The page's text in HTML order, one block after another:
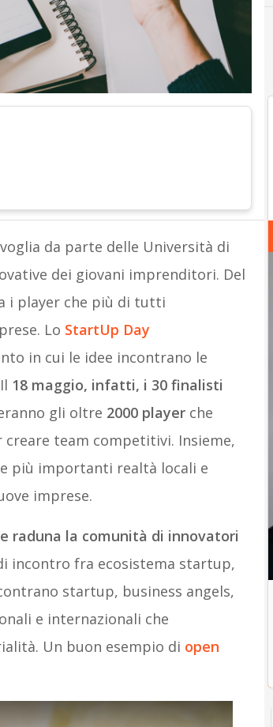
da parte delle Università di
dei giovani imprenditori. Del
i player che più di tutti
Lo StartUp Day
in cui le idee incontrano le
18 maggio, infatti, i 30 finalisti
gli oltre 2000 player che
creare team competitivi. Insieme,
più importanti realtà locali e
imprese.
raduna la comunità di innovatori
incontro fra ecosistema startup,
startup, business angels,
e internazionali che
Un buon esempio di open